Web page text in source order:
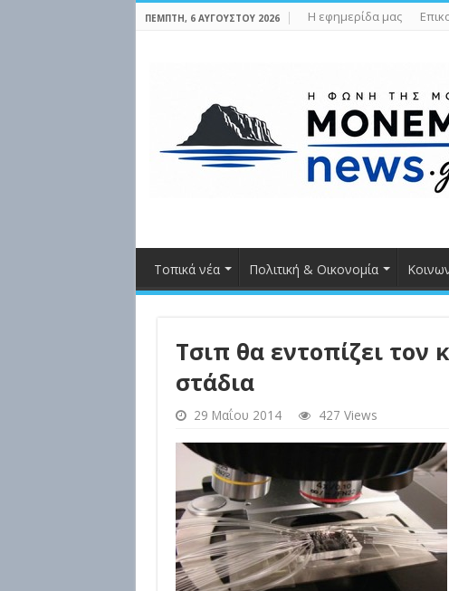
ΠΈΜΠΤΗ, 6 ΑΥΓΟΎΣΤΟΥ 2026 Η εφημερίδα μας
Τοπικά νέα Πολιτική & Οικονομία
Τσιπ θα εντοπίζει
στάδια
29 Μαΐου 2014 427 Views